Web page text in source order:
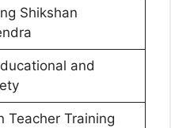
Shikshan
and
Teacher Training